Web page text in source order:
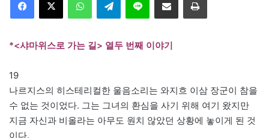
*<샤마위스로 가는 길> 열두 번째 이야기
19
나르지스의 히스테리컬한 울음소리는 와지흐 이삼 장군이 참을
수 없는 것이었다. 그는 그녀의 환심을 사기 위해 여기 왔지만
지금 자신과 비올라는 아무도 원치 않았던 상황에 놓이게 된 것
이다.